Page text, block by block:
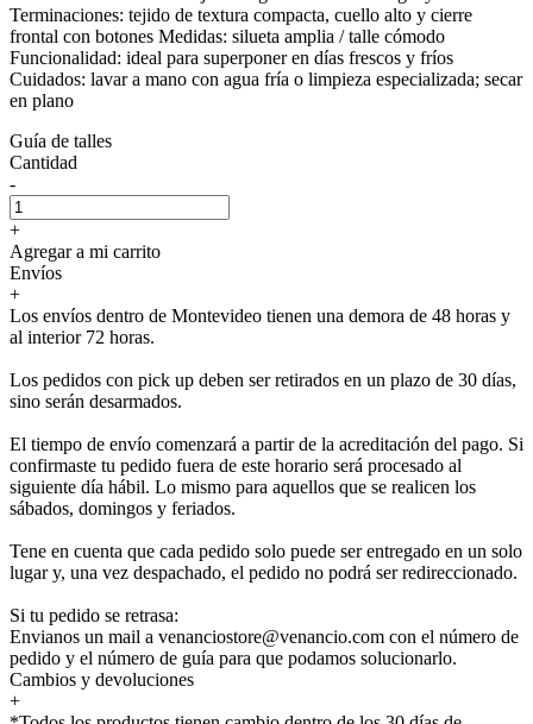
Terminaciones: tejido de textura compacta, cuello alto y cierre
frontal con botones Medidas: silueta amplia / talle cómodo
Funcionalidad: ideal para superponer en días frescos y fríos
Cuidados: lavar a mano con agua fría o limpieza especializada; secar
en plano
Guía de talles
Cantidad
-
+
Agregar a mi carrito
Envíos
+
Los envíos dentro de Montevideo tienen una demora de 48 horas y
al interior 72 horas.
Los pedidos con pick up deben ser retirados en un plazo de 30 días,
sino serán desarmados.
El tiempo de envío comenzará a partir de la acreditación del pago. Si
confirmaste tu pedido fuera de este horario será procesado al
siguiente día hábil. Lo mismo para aquellos que se realicen los
sábados, domingos y feriados.
Tene en cuenta que cada pedido solo puede ser entregado en un solo
lugar y, una vez despachado, el pedido no podrá ser redireccionado.
Si tu pedido se retrasa:
Envianos un mail a venanciostore@venancio.com con el número de
pedido y el número de guía para que podamos solucionarlo.
Cambios y devoluciones
+